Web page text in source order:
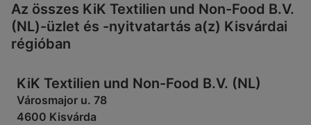
Az összes KiK Textilien und Non-Food B.V.
(NL)-üzlet és -nyitvatartás a(z) Kisvárdai
régióban
KiK Textilien und Non-Food B.V. (NL)
Városmajor u. 78
4600 Kisvárda